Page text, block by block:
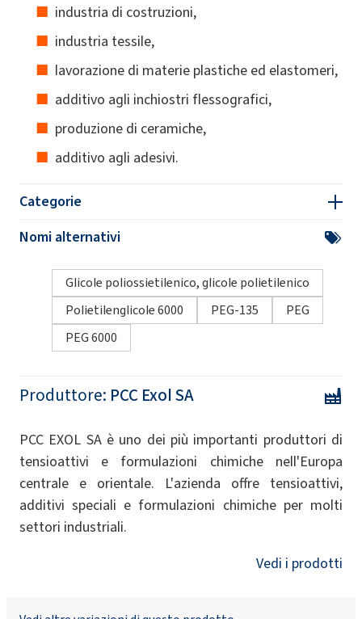
industria di costruzioni,
industria tessile,
lavorazione di materie plastiche ed elastomeri,
additivo agli inchiostri flessografici,
produzione di ceramiche,
additivo agli adesivi.
Categorie
Nomi alternativi
Glicole poliossietilenico, glicole polietilenico
Polietilenglicole 6000
PEG-135
PEG
PEG 6000
Produttore: PCC Exol SA
PCC EXOL SA è uno dei più importanti produttori di
tensioattivi e formulazioni chimiche nell'Europa
centrale e orientale. L'azienda offre tensioattivi,
additivi speciali e formulazioni chimiche per molti
settori industriali.
Vedi i prodotti